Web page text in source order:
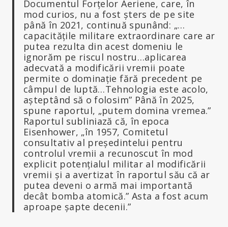
Documentul Forțelor Aeriene, care, în
mod curios, nu a fost șters de pe site
până în 2021, continuă spunând: „…
capacitățile militare extraordinare care ar
putea rezulta din acest domeniu le
ignorăm pe riscul nostru…aplicarea
adecvată a modificării vremii poate
permite o dominație fără precedent pe
câmpul de luptă…Tehnologia este acolo,
așteptând să o folosim” Până în 2025,
spune raportul, „putem domina vremea.”
Raportul subliniază că, în epoca
Eisenhower, „în 1957, Comitetul
consultativ al președintelui pentru
controlul vremii a recunoscut în mod
explicit potențialul militar al modificării
vremii și a avertizat în raportul său că ar
putea deveni o armă mai importantă
decât bomba atomică.” Asta a fost acum
aproape șapte decenii.”